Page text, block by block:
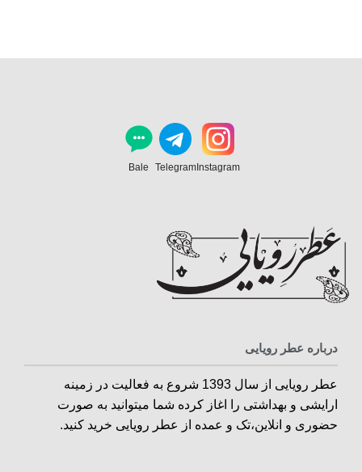
Instagram
Telegram
Bale
درباره عطر رویایی
عطر رویایی از سال 1393 شروع به فعالیت در زمینه
ارایشی و بهداشتی را اغاز کرده شما میتوانید به صورت
حضوری و انلاین،تک و عمده از عطر رویایی خرید کنید.